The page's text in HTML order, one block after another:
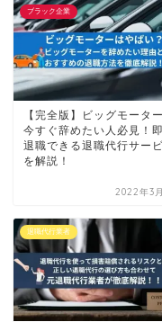
ブラック企業
【完全版】ビッグモータ
今すぐ辞めたい人必見！
退職できる退職代行サー
を解説！
2022年3
退職代行業者